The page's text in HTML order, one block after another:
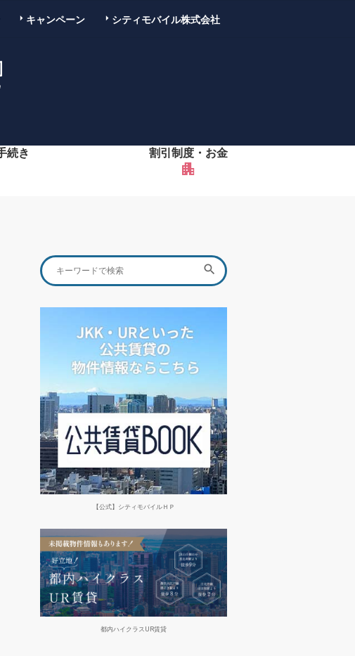
キャンペーン シティモバイル株式会社
続き 割引制度・お金
apartment
Search
for:
 SEARCH
【公式】シティモバイルＨＰ
都内ハイクラスUR賃貸